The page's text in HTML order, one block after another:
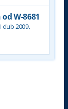
W-8681
dub 2009,